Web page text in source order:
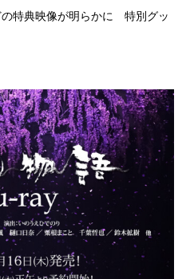
の特典映像が明らかに 特別グッ